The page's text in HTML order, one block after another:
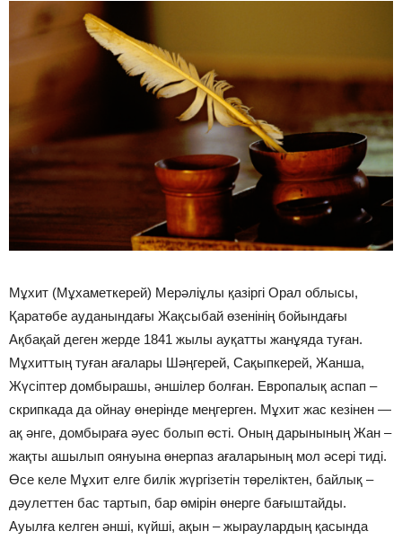
Мұхит (Мұхаметкерей) Мерәліұлы қазіргі Орал облысы,
Қаратөбе ауданындағы Жақсыбай өзенінің бойындағы
Ақбақай деген жерде 1841 жылы ауқатты жанұяда туған.
Мұхиттың туған ағалары Шәңгерей, Сақыпкерей, Жанша,
Жүсіптер домбырашы, әншілер болған. Европалық аспап –
скрипкада да ойнау өнерінде меңгерген. Мұхит жас кезінен —
ақ әнге, домбыраға әуес болып өсті. Оның дарынының Жан –
жақты ашылып оянуына өнерпаз ағаларының мол әсері тиді.
Өсе келе Мұхит елге билік жүргізетін төреліктен, байлық –
дәулеттен бас тартып, бар өмірін өнерге бағыштайды.
Ауылға келген әнші, күйші, ақын – жыраулардың қасында